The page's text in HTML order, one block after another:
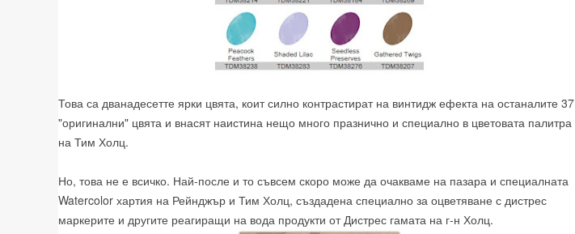
Това са дванадесетте ярки цвята, коит силно контрастират на винтидж ефекта на останалите 37
"оригинални" цвята и внасят наистина нещо много празнично и специално в цветовата палитра
на Тим Холц.
Но, това не е всичко. Най-после и то съвсем скоро може да очакваме на пазара и специалната
Watercolor хартия на Рейнджър и Тим Холц, създадена специално за оцветяване с дистрес
маркерите и другите реагиращи на вода продукти от Дистрес гамата на г-н Холц.